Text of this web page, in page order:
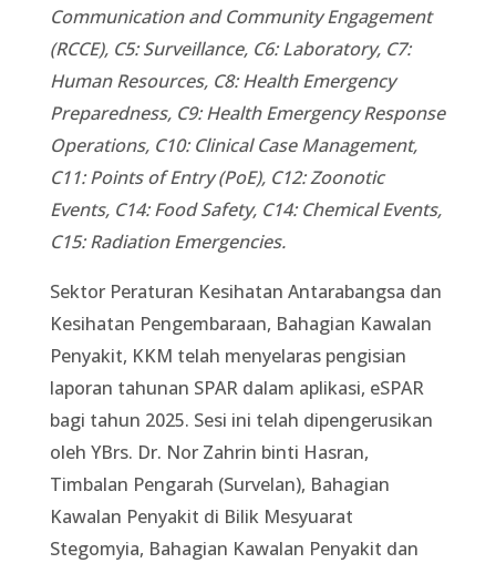
Communication and Community Engagement
(RCCE), C5: Surveillance, C6: Laboratory, C7:
Human Resources, C8: Health Emergency
Preparedness, C9: Health Emergency Response
Operations, C10: Clinical Case Management,
C11: Points of Entry (PoE), C12: Zoonotic
Events, C14: Food Safety, C14: Chemical Events,
C15: Radiation Emergencies.
Sektor Peraturan Kesihatan Antarabangsa dan
Kesihatan Pengembaraan, Bahagian Kawalan
Penyakit, KKM telah menyelaras pengisian
laporan tahunan SPAR dalam aplikasi, eSPAR
bagi tahun 2025. Sesi ini telah dipengerusikan
oleh YBrs. Dr. Nor Zahrin binti Hasran,
Timbalan Pengarah (Survelan), Bahagian
Kawalan Penyakit di Bilik Mesyuarat
Stegomyia, Bahagian Kawalan Penyakit dan